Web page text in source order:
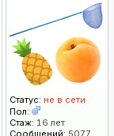
Статус: не в сети
Пол:
Стаж: 16 лет